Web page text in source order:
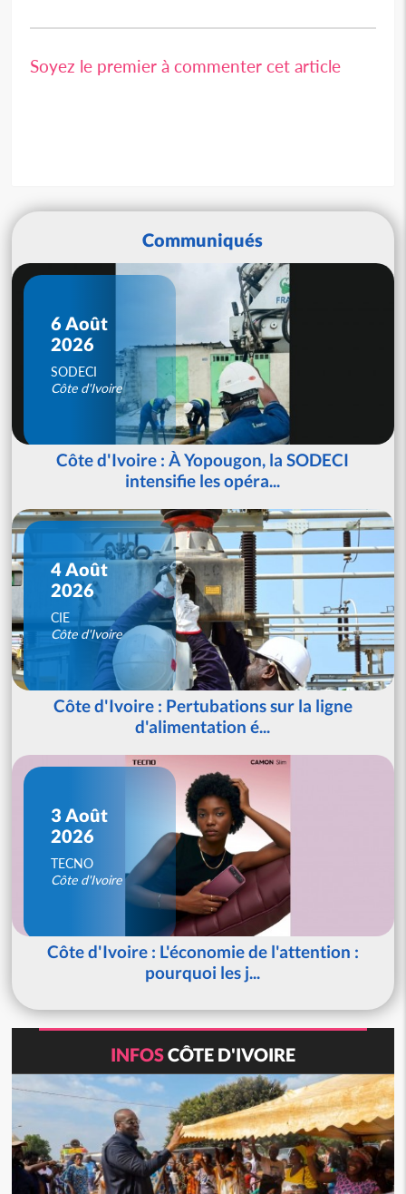
Soyez le premier à commenter cet article
Communiqués
6 Août
2026
SODECI
Côte d'Ivoire
Côte d'Ivoire : À Yopougon, la SODECI
intensifie les opéra...
4 Août
2026
CIE
Côte d'Ivoire
Côte d'Ivoire : Pertubations sur la ligne
d'alimentation é...
3 Août
2026
TECNO
Côte d'Ivoire
Côte d'Ivoire : L'économie de l'attention :
pourquoi les j...
INFOSCÔTE D'IVOIRE